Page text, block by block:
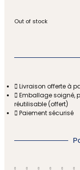
Out of stock
Livraison offerte à
Emballage soigné,
réutilisable (offert)
Paiement sécurisé